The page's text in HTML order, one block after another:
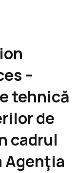
–
tehnică
de
cadrul
Agenţia